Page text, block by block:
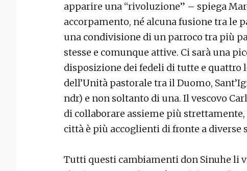
apparire una “rivoluzione” – spiega
accorpamento, né alcuna fusione tra le
una condivisione di un parroco tra più
stesse e comunque attive. Ci sarà una
disposizione dei fedeli di tutte e quattro
dell’Unità pastorale tra il Duomo,
ndr) e non soltanto di una. Il vescovo
di collaborare assieme più
città è più accoglienti di fronte a diverse
Tutti questi cambiamenti don Sinuhe li